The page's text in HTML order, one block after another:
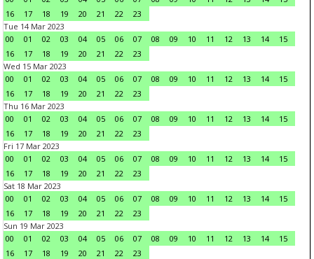
16
17 18 19 20 21 22
23
Tue 14 Mar 2023
00
01 02 03 04 05 06 07 08 09 10 11 12 13 14
15
16
17 18 19 20 21 22
23
Wed 15 Mar 2023
00
01 02 03 04 05 06 07 08 09 10 11 12 13 14
15
16
17 18 19 20 21 22
23
Thu 16 Mar 2023
00
01 02 03 04 05 06 07 08 09 10 11 12 13 14
15
16
17 18 19 20 21 22
23
Fri 17 Mar 2023
00
01 02 03 04 05 06 07 08 09 10 11 12 13 14
15
16
17 18 19 20 21 22
23
Sat 18 Mar 2023
00
01 02 03 04 05 06 07 08 09 10 11 12 13 14
15
16
17 18 19 20 21 22
23
Sun 19 Mar 2023
00
01 02 03 04 05 06 07 08 09 10 11 12 13 14
15
16
17 18 19 20 21 22
23